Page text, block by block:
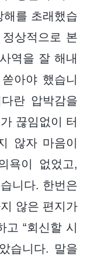
를 초래했습
상적으로 본
역을 잘 해내
아야 했습니
란 압박감을
끊임없이 터
않자 마음이
욕이 없었고,
니다. 한번은
않은 편지가
고 “회신할 시
습니다. 말을